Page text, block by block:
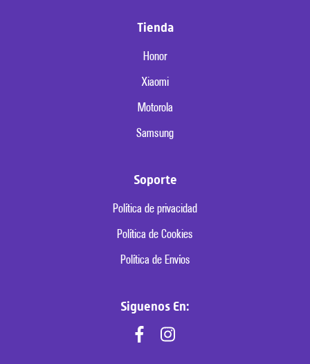
Tienda
Honor
Xiaomi
Motorola
Samsung
Soporte
Política de privacidad
Política de Cookies
Política de Envíos
Siguenos En: